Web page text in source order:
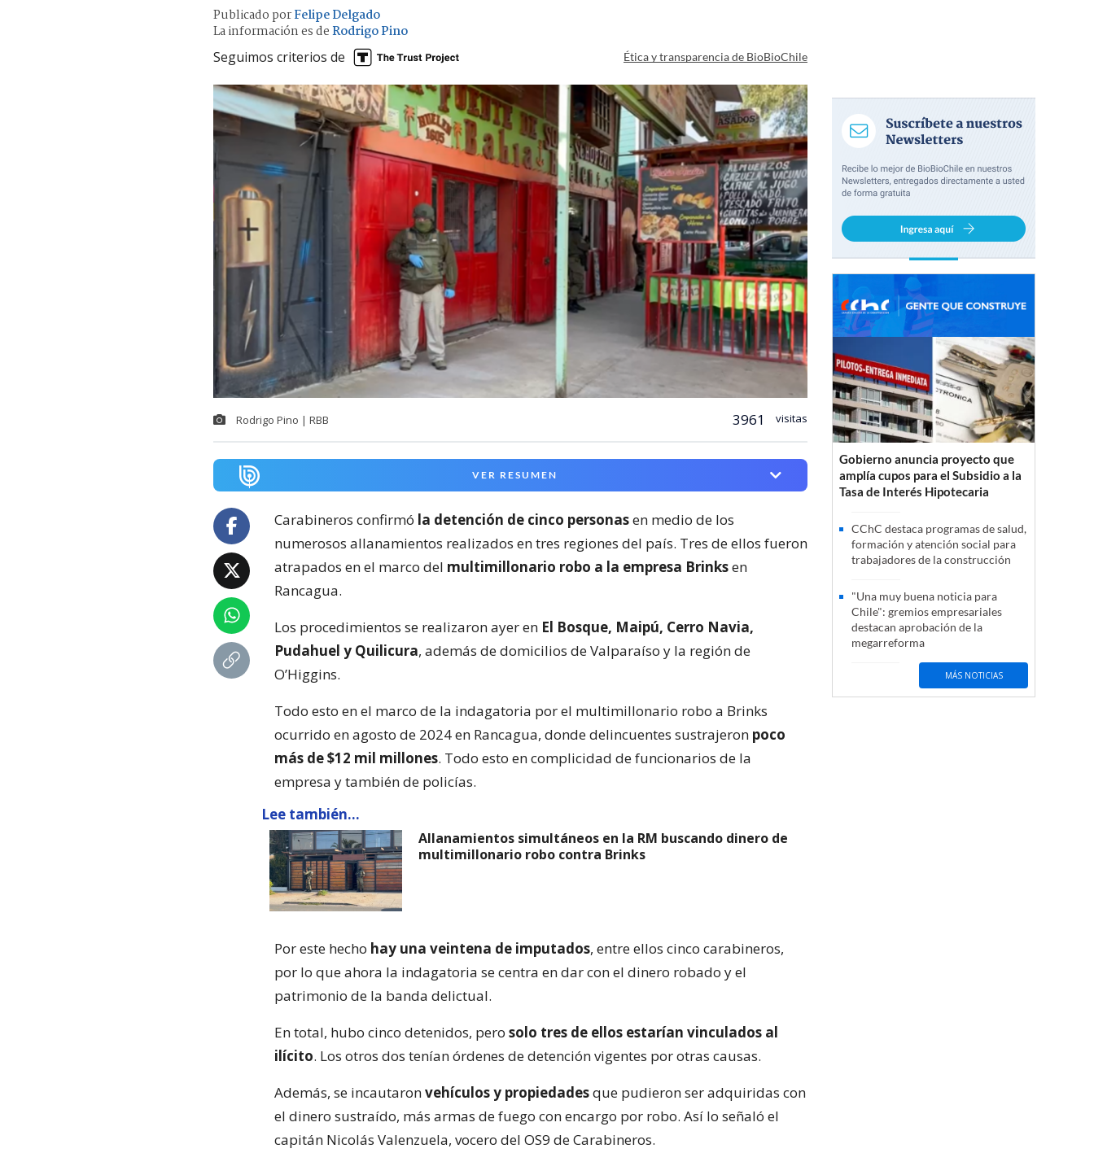
Publicado porFelipe Delgado
La información es deRodrigo Pino
Seguimos criterios de Ética y transparencia de BioBioChile
Rodrigo Pino | RBB 3961 visitas
VER RESUMEN
Carabineros confirmó la detención de cinco personasen medio de los
numerosos allanamientos realizados en tres regiones del país. Tres de ellos fueron
atrapados en el marco del multimillonario robo a la empresa Brinksen
Rancagua.
Los procedimientos se realizaron ayer en El Bosque, Maipú, Cerro Navia,
Pudahuel y Quilicura, además de domicilios de Valparaíso y la región de
O’Higgins.
Todo esto en el marco de la indagatoria por el multimillonario robo a Brinks
ocurrido en agosto de 2024 en Rancagua, donde delincuentes sustrajeron poco
más de $12 mil millones. Todo esto en complicidad de funcionarios de la
empresa y también de policías.
Lee también...
Allanamientos simultáneos en la RM buscando dinero de
multimillonario robo contra Brinks
Por este hecho hay una veintena de imputados, entre ellos cinco carabineros,
por lo que ahora la indagatoria se centra en dar con el dinero robado y el
patrimonio de la banda delictual.
En total, hubo cinco detenidos, pero solo tres de ellos estarían vinculados al
ilícito. Los otros dos tenían órdenes de detención vigentes por otras causas.
Además, se incautaronvehículos y propiedadesque pudieron ser adquiridas con
el dinero sustraído, más armas de fuego con encargo por robo. Así lo señaló el
capitán Nicolás Valenzuela, vocero del OS9 de Carabineros.
Gobierno anuncia proyecto que
amplía cupos para el Subsidio a la
Tasa de Interés Hipotecaria
CChC destaca programas de salud,
formación y atención social para
trabajadores de la construcción
"Una muy buena noticia para
Chile": gremios empresariales
destacan aprobación de la
megarreforma
MÁS NOTICIAS